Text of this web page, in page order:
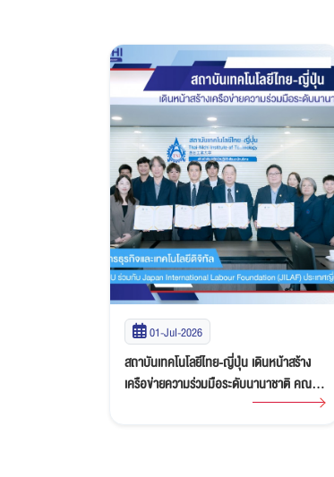
25-Jun-2026
สถาบันเทคโนโลยีไทย-ญี่ปุ่น (TNI) ลงนาม
MOU ร่วมกับ บริษัท นิวสเต็ป เอ็กซ์เชนจ์
โปรแกรม จำกัด ส่งเสริมโอกาสนักศึกษาสู่